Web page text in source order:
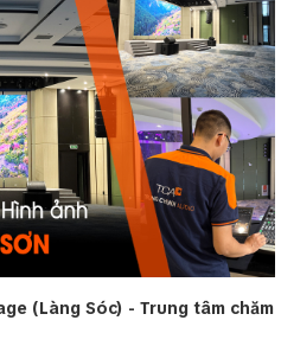
(Làng Sóc) - Trung tâm chăm